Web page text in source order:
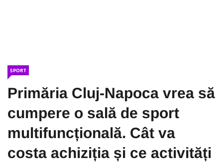
SPORT
Primăria Cluj-Napoca vrea să
cumpere o sală de sport
multifuncțională. Cât va
costa achiziția și ce activități